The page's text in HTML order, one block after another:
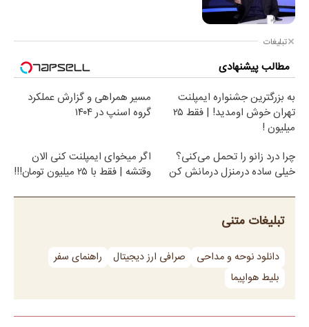
تبلیغات
مطالب پیشنهادی
به بزرگترین جشنواره ایمپلنت
تهران خوش اومدید! | فقط ۲۵
میلیون !
مسیر همراهی و گزارش عملکرد
گروه اسنپ در ۱۴۰۴
چرا درد زانو را تحمل می‌کنی؟
خیلی ساده درمنزل درمانش کن
اگر میخوای ایمپلنت کنی الان
وقتشه | فقط با ۲۵ میلیون تومان!!!
تبلیغات متنی
دانلود نوحه و مداحی صرافی ارز دیجیتال
راهنمای سفر
بلیط هواپیما